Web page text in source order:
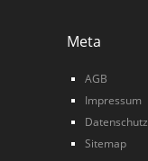
Meta
AGB
Impressum
Datenschutz
Sitemap